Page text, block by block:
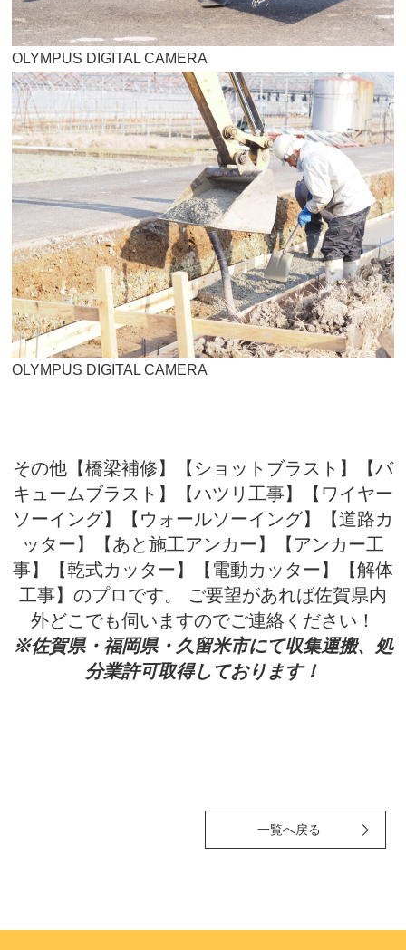
OLYMPUS DIGITAL CAMERA
OLYMPUS DIGITAL CAMERA
その他【橋梁補修】【ショットブラスト】【バ
キュームブラスト】【ハツリ工事】【ワイヤー
ソーイング】【ウォールソーイング】【道路カ
ッター】【あと施工アンカー】【アンカー工
事】【乾式カッター】【電動カッター】【解体
工事】のプロです。 ご要望があれば佐賀県内
外どこでも伺いますのでご連絡ください！
※佐賀県・福岡県・久留米市にて収集運搬、処
分業許可取得しております！
一覧へ戻る